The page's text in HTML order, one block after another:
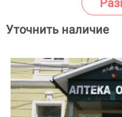
Не активен в отношении
spp., некоторых анаэробных
difficile).
Цефепим характеризуется
Связывание с белками плазмы
от концентрации цефепима в
Терапевтические
желчи, перитонеальной
секрете бронхов, мокроте,
аппендиксе и желчном
Уточнить наличие